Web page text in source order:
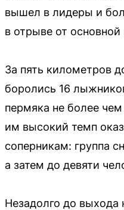
вышел в лидеры и
в отрыве от основной
За пять километров
боролись 16
пермяка не более
им высокий темп
соперникам: группа
а затем до девяти
Незадолго до выхода